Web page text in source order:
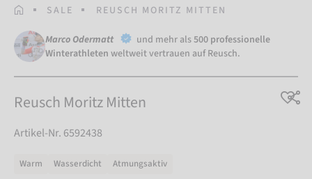
STARTSEITE
SALE REUSCH MORITZ MITTEN
Marco Odermatt und mehr als500 professionelle
Winterathleten weltweit vertrauen auf Reusch.
Reusch Moritz Mitten
Artikel-Nr. 6592438
Warm Wasserdicht Atmungsaktiv